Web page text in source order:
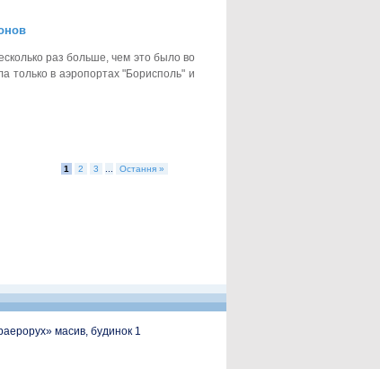
раз больше, чем это было во
только в аэропортах "Борисполь" и
1 2 3 Остання »
масив, будинок 1